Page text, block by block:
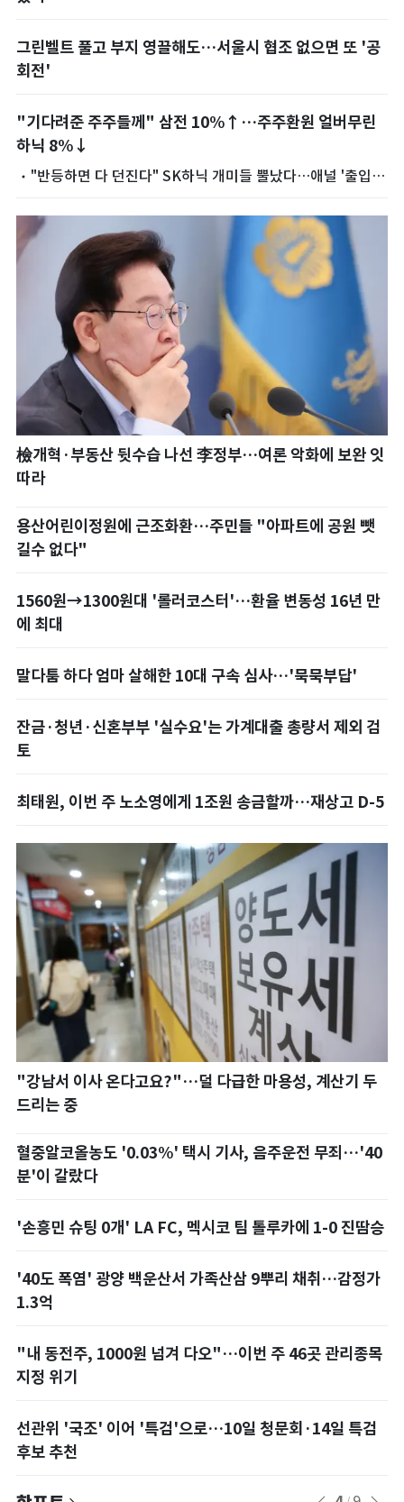
그린벨트 풀고 부지 영끌해도…서울시 협조 없으면 또 '공
회전'
"기다려준 주주들께" 삼전 10%↑…주주환원 얼버무린
하닉 8%↓
"반등하면 다 던진다" SK하닉 개미들 뿔났다…애널 '출입금
檢개혁·부동산 뒷수습 나선 李정부…여론 악화에 보완 잇
따라
용산어린이정원에 근조화환…주민들 "아파트에 공원 뺏
길수 없다"
1560원→1300원대 '롤러코스터'…환율 변동성 16년 만
에 최대
말다툼 하다 엄마 살해한 10대 구속 심사…'묵묵부답'
잔금·청년·신혼부부 '실수요'는 가계대출 총량서 제외 검
토
최태원, 이번 주 노소영에게 1조원 송금할까…재상고 D-5
"강남서 이사 온다고요?"…덜 다급한 마용성, 계산기 두
드리는 중
혈중알코올농도 '0.03%' 택시 기사, 음주운전 무죄…'40
분'이 갈랐다
'손흥민 슈팅 0개' LA FC, 멕시코 팀 톨루카에 1-0 진땀승
'40도 폭염' 광양 백운산서 가족산삼 9뿌리 채취…감정가
1.3억
"내 동전주, 1000원 넘겨 다오"…이번 주 46곳 관리종목
지정 위기
선관위 '국조' 이어 '특검'으로…10일 청문회·14일 특검
후보 추천